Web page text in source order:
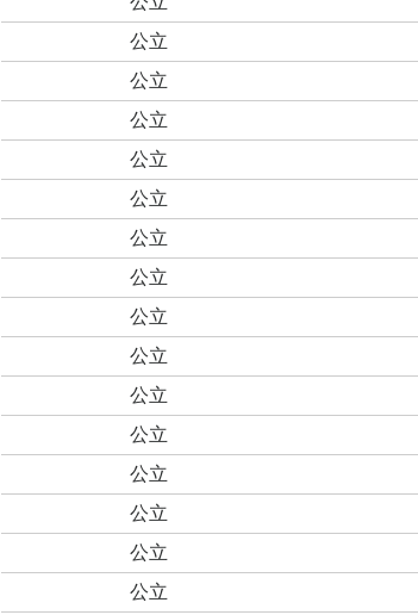
公立
公立
公立
公立
公立
公立
公立
公立
公立
公立
公立
公立
公立
公立
公立